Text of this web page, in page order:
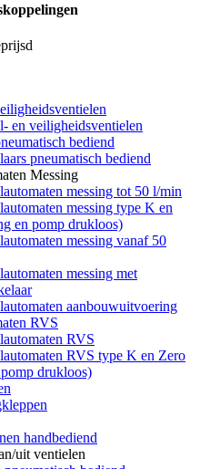
en veiligheidsventielen
bediend
pneumatisch bediend
Messing
messing tot 50 l/min
messing type K en
en pomp drukloos)
messing vanaf 50
messing met
aanbouwuitvoering
RVS
RVS
RVS type K en Zero
drukloos)
handbediend
uit ventielen